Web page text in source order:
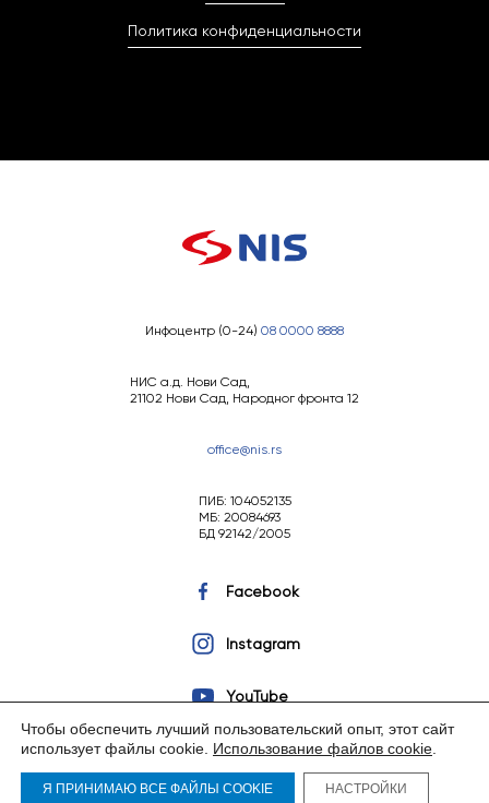
Политика конфиденциальности
Инфоцентр (0-24) 08 0000 8888
НИС а.д. Нови Сад,
21102 Нови Сад, Народног фронта 12
office@nis.rs
ПИБ: 104052135
МБ: 20084693
БД 92142/2005
Facebook
Instagram
YouTube
Чтобы обеспечить лучший пользовательский опыт, этот сайт
использует файлы cookie. Использование файлов cookie
Я ПРИНИМАЮ ВСЕ ФАЙЛЫ COOKIE НАСТРОЙКИ